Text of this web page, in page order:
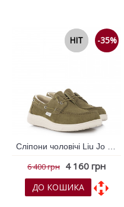
-35%
HIT
NEW
6 400 грн 4 160 грн
ДО КОШИКА